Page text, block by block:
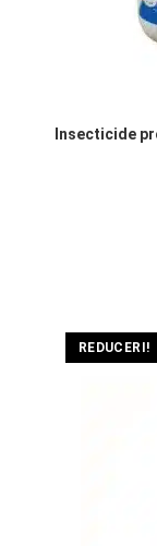
Insecticide
REDUCERI!